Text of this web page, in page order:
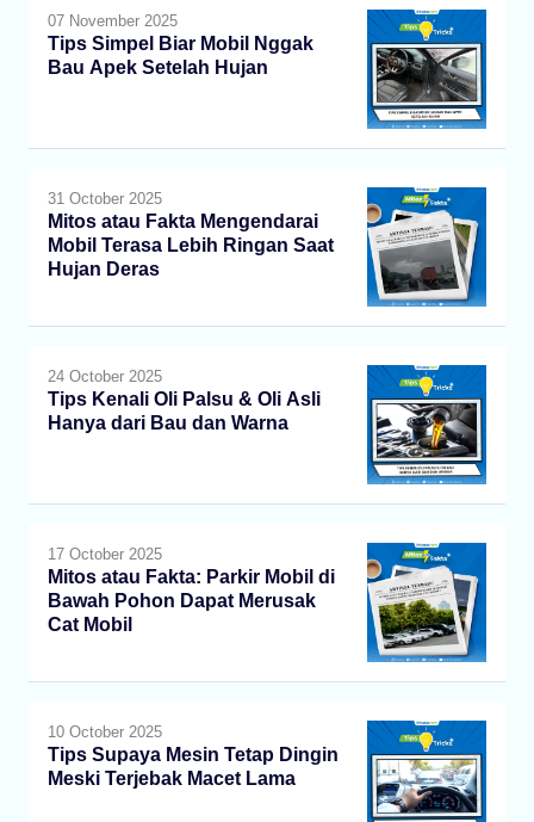
07 November 2025
Tips Simpel Biar Mobil Nggak
Bau Apek Setelah Hujan
31 October 2025
Mitos atau Fakta Mengendarai
Mobil Terasa Lebih Ringan Saat
Hujan Deras
24 October 2025
Tips Kenali Oli Palsu & Oli Asli
Hanya dari Bau dan Warna
17 October 2025
Mitos atau Fakta: Parkir Mobil di
Bawah Pohon Dapat Merusak
Cat Mobil
10 October 2025
Tips Supaya Mesin Tetap Dingin
Meski Terjebak Macet Lama